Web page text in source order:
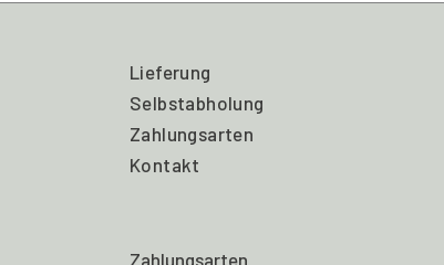
Lieferung
Selbstabholung
Zahlungsarten
Kontakt
Zahlungsarten